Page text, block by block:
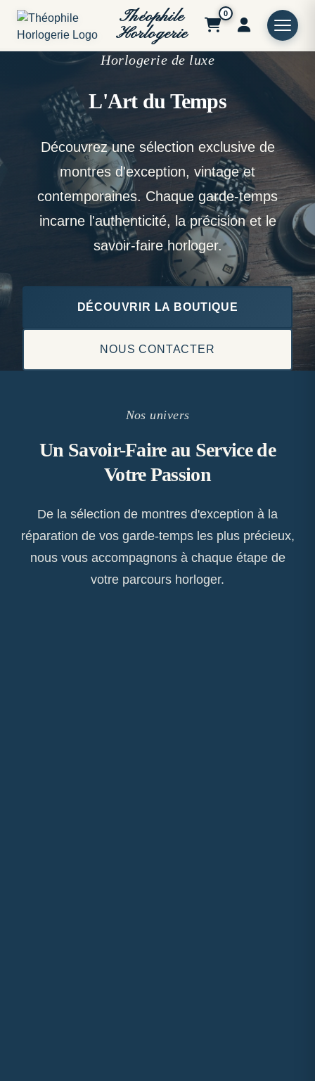
Théophile
Horlogerie
0
Horlogerie de luxe
L'Art du Temps
Découvrez une sélection exclusive de
montres d'exception, vintage et
contemporaines. Chaque garde-temps
incarne l'authenticité, la précision et le
savoir-faire horloger.
DÉCOUVRIR LA BOUTIQUE
NOUS CONTACTER
Nos univers
Un Savoir-Faire au Service de
Votre Passion
De la sélection de montres d'exception à la
réparation de vos garde-temps les plus précieux,
nous vous accompagnons à chaque étape de
votre parcours horloger.